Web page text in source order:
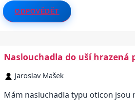
ODPOVĚDĚT
Naslouchadla do uší hrazená
Jaroslav Mašek
Mám nasluchadla typu oticon jsou